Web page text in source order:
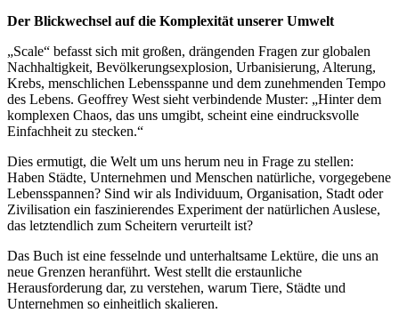
Der Blickwechsel auf die Komplexität unserer Umwelt
„Scale“ befasst sich mit großen, drängenden Fragen zur globalen
Nachhaltigkeit, Bevölkerungsexplosion, Urbanisierung, Alterung,
Krebs, menschlichen Lebensspanne und dem zunehmenden Tempo
des Lebens. Geoffrey West sieht verbindende Muster: „Hinter dem
komplexen Chaos, das uns umgibt, scheint eine eindrucksvolle
Einfachheit zu stecken.“
Dies ermutigt, die Welt um uns herum neu in Frage zu stellen:
Haben Städte, Unternehmen und Menschen natürliche, vorgegebene
Lebensspannen? Sind wir als Individuum, Organisation, Stadt oder
Zivilisation ein faszinierendes Experiment der natürlichen Auslese,
das letztendlich zum Scheitern verurteilt ist?
Das Buch ist eine fesselnde und unterhaltsame Lektüre, die uns an
neue Grenzen heranführt. West stellt die erstaunliche
Herausforderung dar, zu verstehen, warum Tiere, Städte und
Unternehmen so einheitlich skalieren.